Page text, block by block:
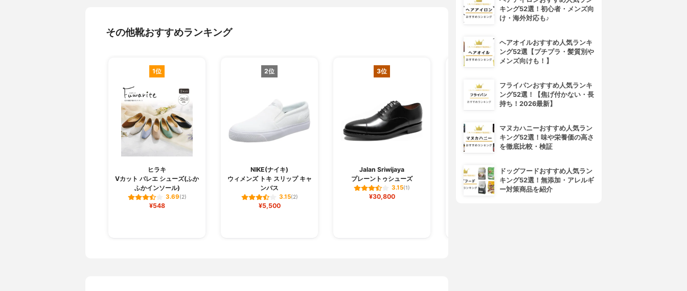
その他靴おすすめランキング
1位
ヒラキ
Vカット バレエ シューズ(ふか
ふかインソール)
3.69(2)
¥548
2位
NIKE(ナイキ)
ウィメンズ トキ スリップ キャ
ンバス
3.15(2)
¥5,500
3位
Jalan Sriwijaya
プレーントゥシューズ
3.15(1)
¥30,800
MAISON SPECIAL(メーション
スペシャル)
東京産メッシュストラップ厚底
エアビブラムソールスポーツサ
ROSY LILY(ロジーリリー)
スターターキット
キング52選！初心者・メンズ向
け・海外対応も♪
ヘアオイルおすすめ人気ランキ
ング52選【プチプラ・髪質別や
メンズ向けも！】
フライパンおすすめ人気ランキ
ング52選！【焦げ付かない・長
持ち！2026最新】
マヌカハニーおすすめ人気ラン
キング52選！味や栄養価の高さ
を徹底比較・検証
ドッグフードおすすめ人気ラン
キング52選！無添加・アレルギ
ー対策商品を紹介